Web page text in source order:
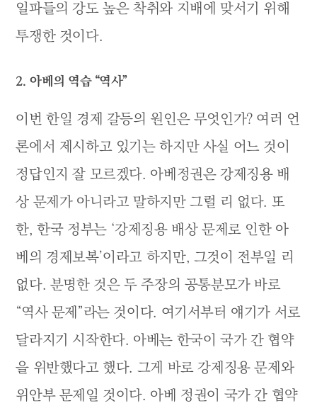
일파들의 강도 높은 착취와 지배에 맞서기 위해
투쟁한 것이다.
2. 아베의 역습 “역사”
이번 한일 경제 갈등의 원인은 무엇인가? 여러 언
론에서 제시하고 있기는 하지만 사실 어느 것이
정답인지 잘 모르겠다. 아베정권은 강제징용 배
상 문제가 아니라고 말하지만 그럴 리 없다. 또
한, 한국 정부는 ‘강제징용 배상 문제로 인한 아
베의 경제보복’이라고 하지만, 그것이 전부일 리
없다. 분명한 것은 두 주장의 공통분모가 바로
“역사 문제”라는 것이다. 여기서부터 얘기가 서로
달라지기 시작한다. 아베는 한국이 국가 간 협약
을 위반했다고 했다. 그게 바로 강제징용 문제와
위안부 문제일 것이다. 아베 정권이 국가 간 협약